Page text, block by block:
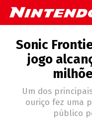
Sonic
jogo
Um dos
ouriço fez uma
público